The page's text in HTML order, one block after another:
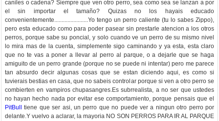
caniles o cadena? Siempre que ven otro perro, sea como sea se lanzan a por
el sin importar el tamaño? Quizas no los hayais educado
convenientemente.......................Yo tengo un perro caliente (tu lo sabes Zippo),
pero esta educado como para poder pasear sin prestarle atencion a los otros
perros, porque sabe su poncial, y solo cuando ve un perro de su mismo nivel
lo mira mas de la cuenta, simplemente sigo caminando y ya esta, esta claro
que no te vas a poner a llevar al perro al parque, o a dejarle que se haga
amiguito de un perro grande (porque no se puede ni intentar) pero me parece
tan absurdo decir algunas cosas que se estan diciendo aqui, es como si
tuvierais bestias en casa, que no sabeis controlar porque si ven a otro perro se
combierten en vampiros chupasangres.Es subrrealista, a no ser que ustedes
no hayan hecho nada por evitar ese comportamiento, porque pensais que el
PitBull
tiene que ser asi, un perro que no puede ver a ningun otro perro por
delante.Y vuelvo a aclarar, la mayoria NO SON PERROS PARA IR AL PARQUE